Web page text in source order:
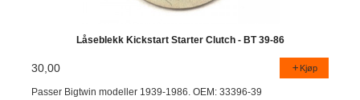
Låseblekk Kickstart Starter Clutch - BT 39-86
30,00 Kjøp
Passer Bigtwin modeller 1939-1986. OEM: 33396-39